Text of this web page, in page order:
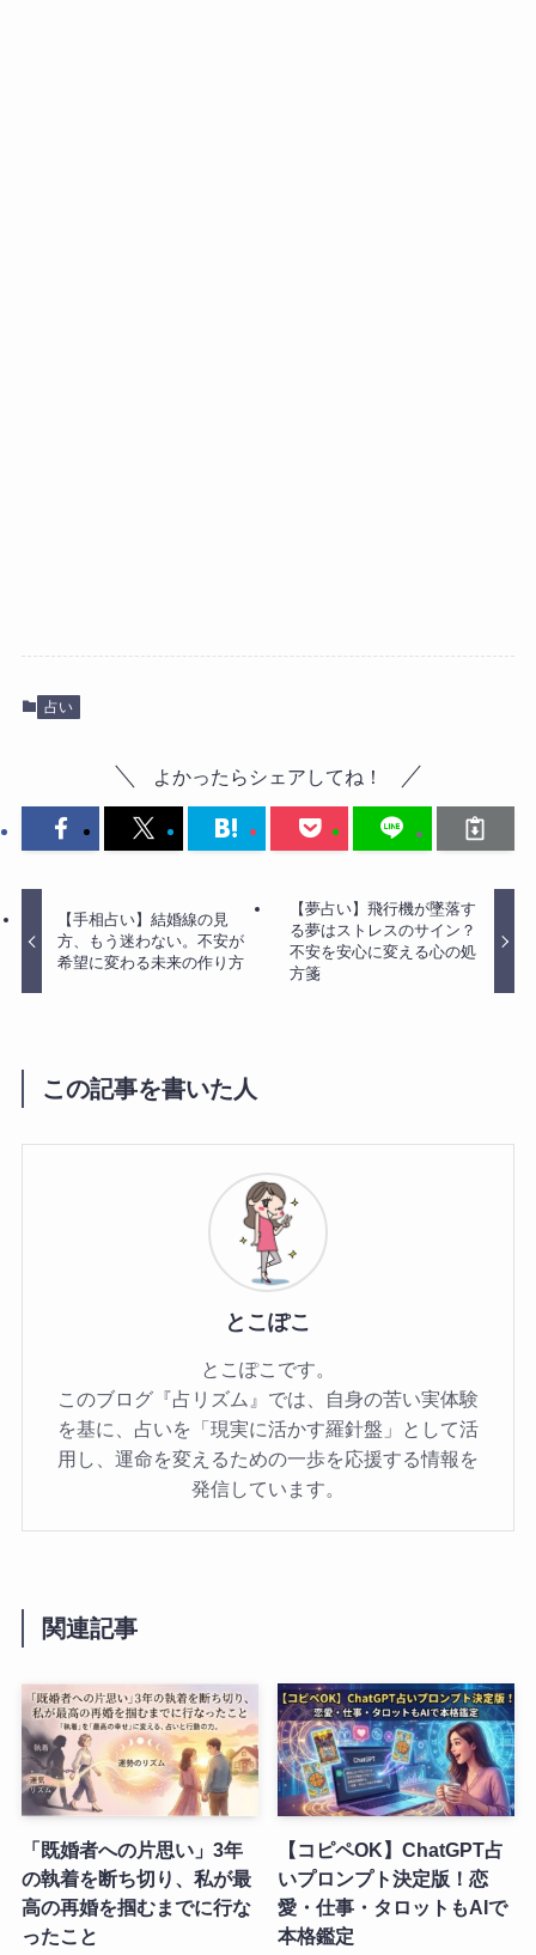
占い
よかったらシェアしてね！
【手相占い】結婚線の見
方、もう迷わない。不安が
希望に変わる未来の作り方
【夢占い】飛行機が墜落す
る夢はストレスのサイン？
不安を安心に変える心の処
方箋
この記事を書いた人
とこぽこ
とこぽこです。
このブログ『占リズム』では、自身の苦い実体験
を基に、占いを「現実に活かす羅針盤」として活
用し、運命を変えるための一歩を応援する情報を
発信しています。
関連記事
「既婚者への片思い」3年
の執着を断ち切り、私が最
高の再婚を掴むまでに行な
ったこと
【コピペOK】ChatGPT占
いプロンプト決定版！恋
愛・仕事・タロットもAIで
本格鑑定